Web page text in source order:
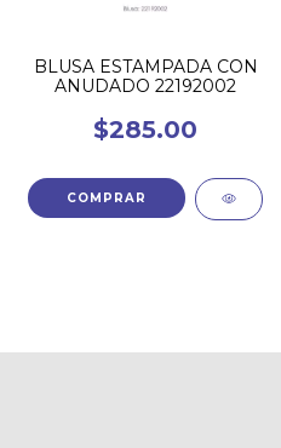
BLUSA ESTAMPADA CON
ANUDADO 22192002
$285.00
COMPRAR